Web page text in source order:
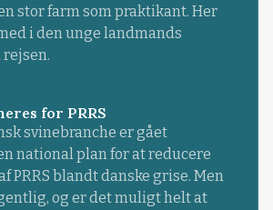
stor farm som praktikant. Her
i den unge landmands
for PRRS
svinebranche er gået
national plan for at reducere
PRRS blandt danske grise. Men
og er det muligt helt at